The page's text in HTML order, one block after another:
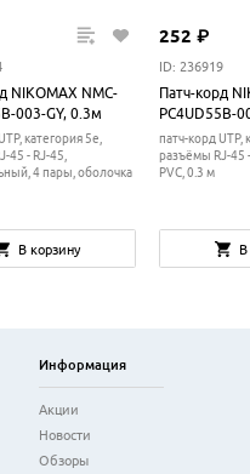
NIKOMAX NMC-
003-GY, 0.3м
категория 5e,
45 - RJ-45,
4 пары, оболочка
В корзину
252 ₽
ID: 236919
Патч-корд
PC4UD55B-
патч-корд UTP,
разъёмы RJ-45
PVC, 0.3 м
В
Информация
Акции
Новости
Обзоры